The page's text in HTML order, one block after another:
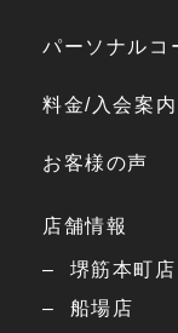
パーソナルコ
料金/入会案内
お客様の声
店舗情報
堺筋本町店
船場店